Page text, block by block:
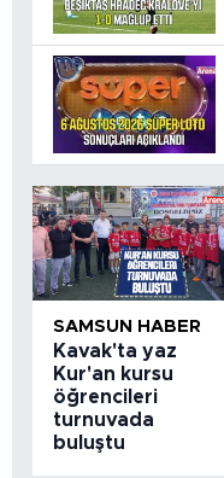
SAMSUN HABER
Kavak'ta yaz
Kur'an kursu
öğrencileri
turnuvada
buluştu